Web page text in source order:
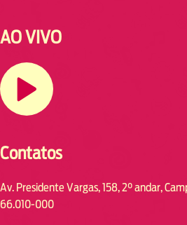
AO VIVO
Contatos
Av. Presidente Vargas, 158, 2° andar,
66.010-000